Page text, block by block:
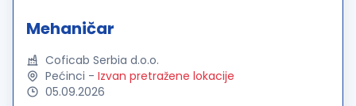
Mehaničar
Coficab Serbia d.o.o.
Pećinci - Izvan pretražene lokacije
05.09.2026